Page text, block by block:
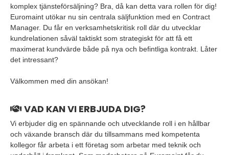
komplex tjänsteförsäljning? Bra, då kan detta vara rollen för dig!
Euromaint utökar nu sin centrala säljfunktion med en Contract
Manager. Du får en verksamhetskritisk roll där du utvecklar
kundrelationen såväl taktiskt som strategiskt för att få ett
maximerat kundvärde både på nya och befintliga kontrakt. Låter
det intressant?
Välkommen med din ansökan!
VAD KAN VI ERBJUDA DIG?
Vi erbjuder dig en spännande och utvecklande roll i en hållbar
och växande bransch där du tillsammans med kompetenta
kollegor får arbeta i ett företag som arbetar med teknik och